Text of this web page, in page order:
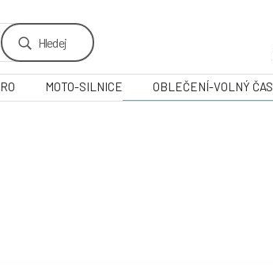
Hledej
MOTO-SILNICE OBLEČENÍ-VOLNÝ ČAS